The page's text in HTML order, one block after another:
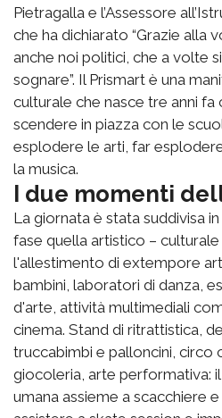
Pietragalla e l’Assessore
che ha dichiarato “Grazie alla
anche noi politici, che a volte
sognare”. Il Prismart è una
culturale che nasce tre anni
scendere in piazza con le
esplodere le arti, far
la musica.
I due momenti
La giornata è stata suddivisa
fase quella artistico –
l'allestimento di extempore
bambini, laboratori di danza,
d'arte, attività multimediali
cinema. Stand di ritrattistica,
truccabimbi e palloncini, circo
giocoleria, arte performativa: il
umana assieme a scacchiere